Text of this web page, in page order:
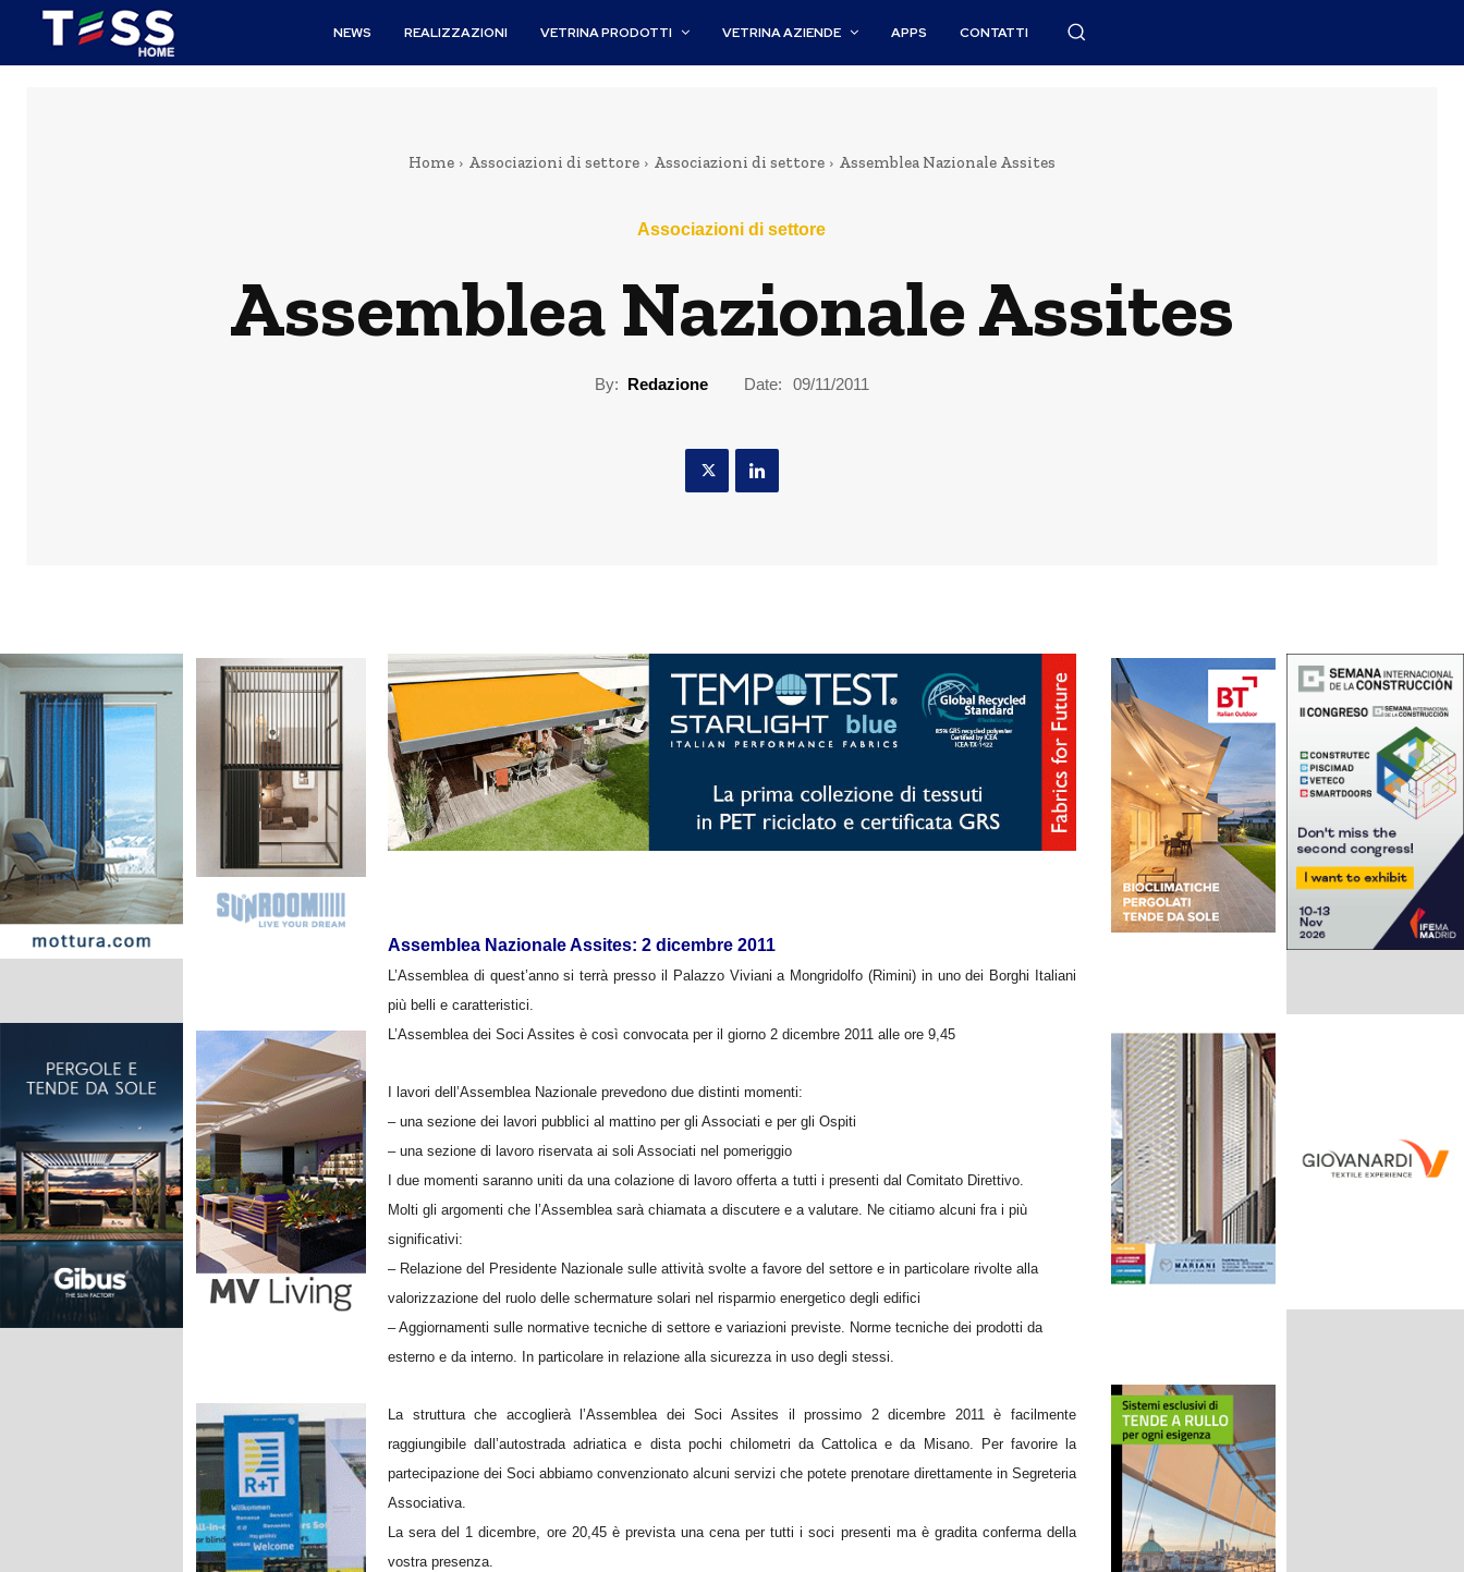
NEWS REALIZZAZIONI VETRINA PRODOTTI VETRINA AZIENDE APPS CONTATTI
Home Associazioni di settore Associazioni di settore Assemblea Nazionale Assites
Associazioni di settore
Assemblea Nazionale Assites
By: Redazione Date: 09/11/2011
Assemblea Nazionale Assites: 2 dicembre 2011
L’Assemblea di quest’anno si terrà presso il Palazzo Viviani a Mongridolfo (Rimini) in uno dei Borghi Italiani
più belli e caratteristici.
L’Assemblea dei Soci Assites è così convocata per il giorno 2 dicembre 2011 alle ore 9,45
I lavori dell’Assemblea Nazionale prevedono due distinti momenti:
– una sezione dei lavori pubblici al mattino per gli Associati e per gli Ospiti
– una sezione di lavoro riservata ai soli Associati nel pomeriggio
I due momenti saranno uniti da una colazione di lavoro offerta a tutti i presenti dal Comitato Direttivo.
Molti gli argomenti che l’Assemblea sarà chiamata a discutere e a valutare. Ne citiamo alcuni fra i più
significativi:
– Relazione del Presidente Nazionale sulle attività svolte a favore del settore e in particolare rivolte alla
valorizzazione del ruolo delle schermature solari nel risparmio energetico degli edifici
– Aggiornamenti sulle normative tecniche di settore e variazioni previste. Norme tecniche dei prodotti da
esterno e da interno. In particolare in relazione alla sicurezza in uso degli stessi.
La struttura che accoglierà l’Assemblea dei Soci Assites il prossimo 2 dicembre 2011 è facilmente
raggiungibile dall’autostrada adriatica e dista pochi chilometri da Cattolica e da Misano. Per favorire la
partecipazione dei Soci abbiamo convenzionato alcuni servizi che potete prenotare direttamente in Segreteria
Associativa.
La sera del 1 dicembre, ore 20,45 è prevista una cena per tutti i soci presenti ma è gradita conferma della
vostra presenza.